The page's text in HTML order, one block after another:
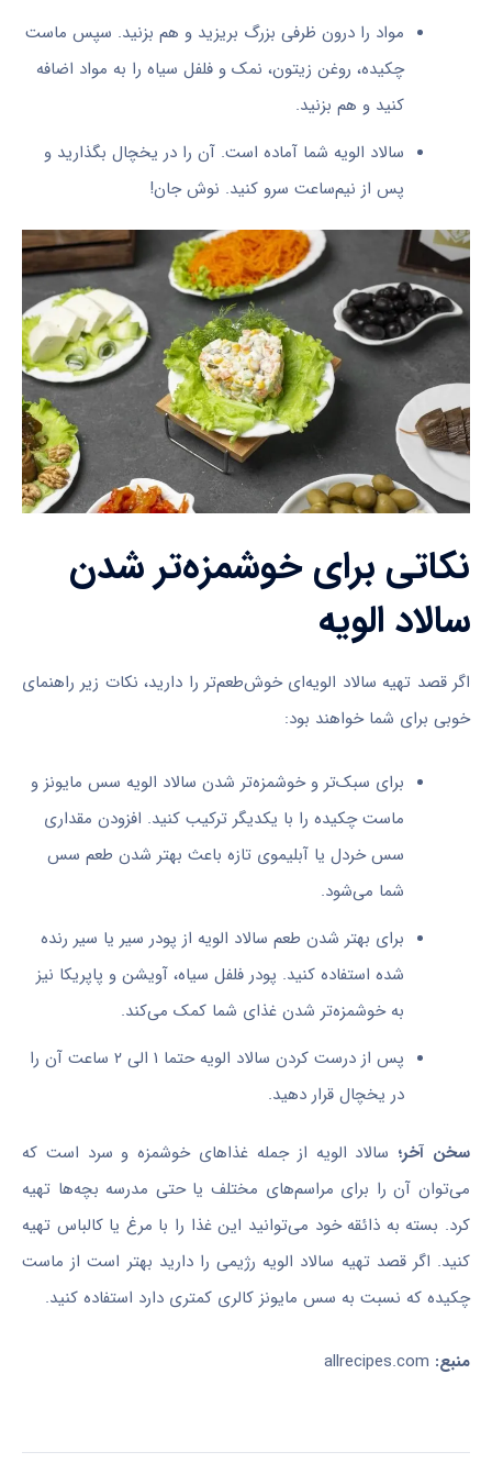
مواد را درون ظرفی بزرگ بریزید و هم بزنید. سپس ماست
چکیده، روغن زیتون، نمک و فلفل سیاه را به مواد اضافه
کنید و هم بزنید.
سالاد الویه شما آماده است. آن را در یخچال بگذارید و
پس از نیم‌ساعت سرو کنید. نوش جان!
نکاتی برای خوشمزه‌تر شدن
سالاد الویه
اگر قصد تهیه سالاد الویه‌ای خوش‌طعم‌تر را دارید، نکات زیر راهنمای
خوبی برای شما خواهند بود:
برای سبک‌تر و خوشمزه‌تر شدن سالاد الویه سس مایونز و
ماست چکیده را با یکدیگر ترکیب کنید. افزودن مقداری
سس خردل یا آبلیموی تازه باعث بهتر شدن طعم سس
شما می‌شود.
برای بهتر شدن طعم سالاد الویه از پودر سیر یا سیر رنده
شده استفاده کنید. پودر فلفل سیاه، آویشن و پاپریکا نیز
به خوشمزه‌تر شدن غذای شما کمک می‌کند.
پس از درست کردن سالاد الویه حتما ۱ الی ۲ ساعت آن را
در یخچال قرار دهید.
سخن آخر؛ سالاد الویه از جمله غذاهای خوشمزه و سرد است که
می‌توان آن را برای مراسم‌های مختلف یا حتی مدرسه بچه‌ها تهیه
کرد. بسته به ذائقه خود می‌توانید این غذا را با مرغ یا کالباس تهیه
کنید. اگر قصد تهیه سالاد الویه رژیمی را دارید بهتر است از ماست
چکیده که نسبت به سس مایونز کالری کمتری دارد استفاده کنید.
منبع: allrecipes.com